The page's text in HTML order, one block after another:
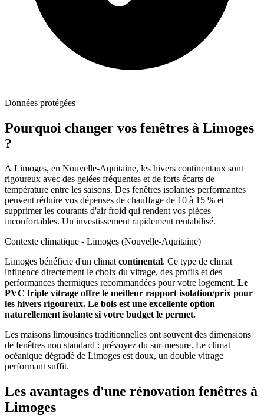
Données protégées
Pourquoi changer vos fenêtres à Limoges
?
À Limoges, en Nouvelle-Aquitaine, les hivers continentaux sont
rigoureux avec des gelées fréquentes et de forts écarts de
température entre les saisons. Des fenêtres isolantes performantes
peuvent réduire vos dépenses de chauffage de 10 à 15 % et
supprimer les courants d'air froid qui rendent vos pièces
inconfortables. Un investissement rapidement rentabilisé.
Contexte climatique - Limoges (Nouvelle-Aquitaine)
Limoges bénéficie d'un climat continental. Ce type de climat
influence directement le choix du vitrage, des profils et des
performances thermiques recommandées pour votre logement. Le
PVC triple vitrage offre le meilleur rapport isolation/prix pour
les hivers rigoureux. Le bois est une excellente option
naturellement isolante si votre budget le permet.
Les maisons limousines traditionnelles ont souvent des dimensions
de fenêtres non standard : prévoyez du sur-mesure. Le climat
océanique dégradé de Limoges est doux, un double vitrage
performant suffit.
Les avantages d'une rénovation fenêtres à
Limoges